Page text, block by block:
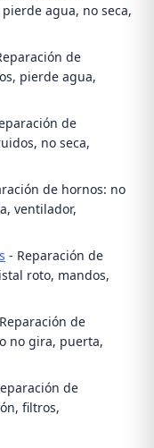
agua, no seca,
de
pierde agua,
de
no seca,
de hornos: no
ventilador,
- Reparación de
roto, mandos,
de
no gira, puerta,
de
filtros,